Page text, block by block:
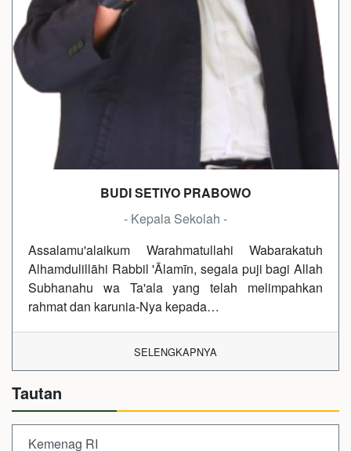
BUDI SETIYO PRABOWO
- Kepala Sekolah -
Assalamu'alaikum Warahmatullahi Wabarakatuh
Alhamdulillāhi Rabbil 'Ālamīn, segala puji bagi Allah
Subhanahu wa Ta'ala yang telah melimpahkan
rahmat dan karunia-Nya kepada…
SELENGKAPNYA
Tautan
Kemenag RI